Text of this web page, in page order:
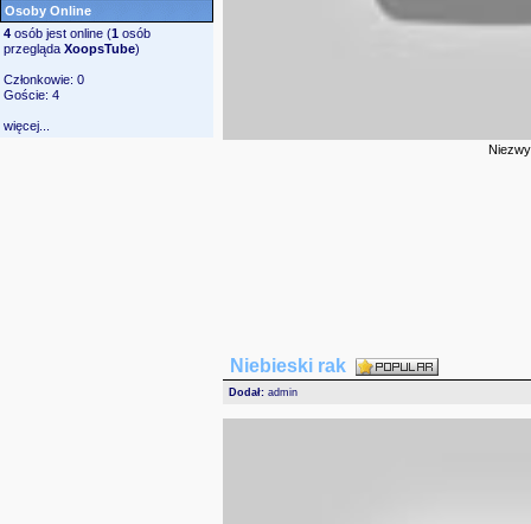
Osoby Online
4 osób jest online (1 osób
przegląda XoopsTube)
Członkowie: 0
Goście: 4
więcej...
Niebieski rak
Dodał: admin